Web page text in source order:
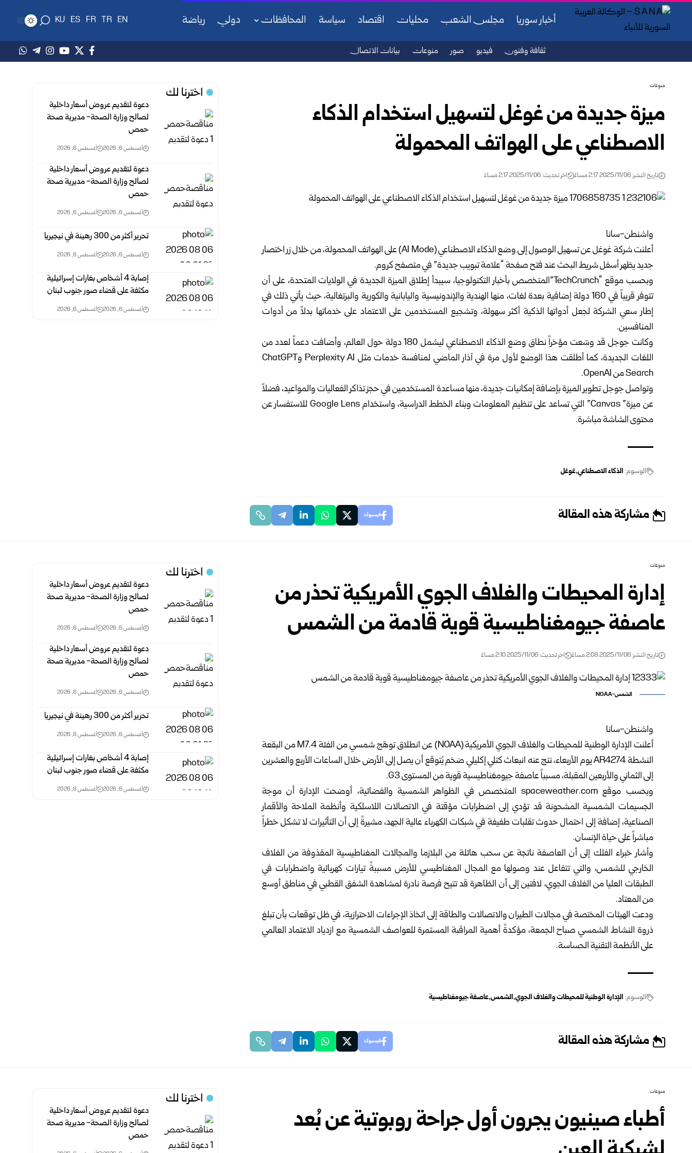
أخبار سوريا مجلس الشعب محليات اقتصاد سياسة المحافظات دولي رياضة EN
TR
FR
ES
KU
ثقافة وفنون فيديو صور منوعات بيانات الاتصال
منوعات
ميزة جديدة من غوغل لتسهيل استخدام الذكاء
الاصطناعي على الهواتف المحمولة
تاريخ النشر: 2025/11/06 2:17 مساءً اخر تحديث: 2025/11/06 2:17 مساءً
واشنطن-سانا
أعلنت شركة غوغل عن تسهيل الوصول إلى وضع الذكاء الاصطناعي (AI Mode) على الهواتف المحمولة، من خلال زر اختصار
جديد يظهر أسفل شريط البحث عند فتح صفحة “علامة تبويب جديدة” في متصفح كروم.
وبحسب موقع “TechCrunch”المتخصص بأخبار التكنولوجيا، سيبدأ إطلاق الميزة الجديدة في الولايات المتحدة، على أن
تتوفر قريباً في 160 دولة إضافية بعدة لغات، منها الهندية والإندونيسية واليابانية والكورية والبرتغالية، حيث يأتي ذلك في
إطار سعي الشركة لجعل أدواتها الذكية أكثر سهولة، وتشجيع المستخدمين على الاعتماد على خدماتها بدلاً من أدوات
المنافسين.
وكانت جوجل قد وسّعت مؤخراً نطاق وضع الذكاء الاصطناعي ليشمل 180 دولة حول العالم، وأضافت دعماً لعدد من
اللغات الجديدة، كما أطلقت هذا الوضع لأول مرة في آذار الماضي لمنافسة خدمات مثل Perplexity AI وChatGPT
Search من OpenAI.
وتواصل جوجل تطوير الميزة بإضافة إمكانيات جديدة، منها مساعدة المستخدمين في حجز تذاكر الفعاليات والمواعيد، فضلاً
عن ميزة” Canvas” التي تساعد على تنظيم المعلومات وبناء الخطط الدراسية، واستخدام Google Lens للاستفسار عن
محتوى الشاشة مباشرة.
الوسوم: الذكاء الاصطناعي غوغل
مشاركة هذه المقالة فيسبوك
اخترنا لك
دعوة لتقديم عروض أسعار داخلية
لصالح وزارة الصحة- مديرية صحة
حمص
أغسطس 6, 2026 أغسطس 6, 2026
دعوة لتقديم عروض أسعار داخلية
لصالح وزارة الصحة- مديرية صحة
حمص
أغسطس 6, 2026 أغسطس 6, 2026
تحرير أكثر من 300 رهينة في نيجيريا
أغسطس 6, 2026 أغسطس 6, 2026
إصابة 4 أشخاص بغارات إسرائيلية
مكثفة على قضاء صور جنوب لبنان
أغسطس 6, 2026 أغسطس 6, 2026
منوعات
إدارة المحيطات والغلاف الجوي الأمريكية تحذر من
عاصفة جيومغناطيسية قوية قادمة من الشمس
تاريخ النشر: 2025/11/06 2:08 مساءً اخر تحديث: 2025/11/06 2:10 مساءً
الشمس-NOAA
واشنطن-سانا
أعلنت الإدارة الوطنية للمحيطات والغلاف الجوي الأمريكية (NOAA) عن انطلاق توهّج شمسي من الفئة M7.4 من البقعة
النشطة AR4274 يوم الأربعاء، نتج عنه انبعاث كتلي إكليلي ضخم يُتوقع أن يصل إلى الأرض خلال الساعات الأربع والعشرين
إلى الثماني والأربعين المقبلة، مسبباً عاصفة جيومغناطيسية قوية من المستوى G3.
وبحسب موقع spaceweather.com المتخصص في الظواهر الشمسية والفضائية، أوضحت الإدارة أن موجة
الجسيمات الشمسية المشحونة قد تؤدي إلى اضطرابات مؤقتة في الاتصالات اللاسلكية وأنظمة الملاحة والأقمار
الصناعية، إضافة إلى احتمال حدوث تقلبات طفيفة في شبكات الكهرباء عالية الجهد، مشيرةً إلى أن التأثيرات لا تشكل خطراً
مباشراً على حياة الإنسان.
وأشار خبراء الفلك إلى أن العاصفة ناتجة عن سحب هائلة من البلازما والمجالات المغناطيسية المقذوفة من الغلاف
الخارجي للشمس، والتي تتفاعل عند وصولها مع المجال المغناطيسي للأرض مسببةً تيارات كهربائية واضطرابات في
الطبقات العليا من الغلاف الجوي، لافتين إلى أن الظاهرة قد تتيح فرصة نادرة لمشاهدة الشفق القطبي في مناطق أوسع
من المعتاد.
ودعت الهيئات المختصة في مجالات الطيران والاتصالات والطاقة إلى اتخاذ الإجراءات الاحترازية، في ظل توقعات بأن تبلغ
ذروة النشاط الشمسي صباح الجمعة، مؤكدةً أهمية المراقبة المستمرة للعواصف الشمسية مع ازدياد الاعتماد العالمي
على الأنظمة التقنية الحساسة.
الوسوم: الإدارة الوطنية للمحيطات والغلاف الجوي الشمس عاصفة جيومغناطيسية
مشاركة هذه المقالة فيسبوك
اخترنا لك
دعوة لتقديم عروض أسعار داخلية
لصالح وزارة الصحة- مديرية صحة
حمص
أغسطس 6, 2026 أغسطس 6, 2026
دعوة لتقديم عروض أسعار داخلية
لصالح وزارة الصحة- مديرية صحة
حمص
أغسطس 6, 2026 أغسطس 6, 2026
تحرير أكثر من 300 رهينة في نيجيريا
أغسطس 6, 2026 أغسطس 6, 2026
إصابة 4 أشخاص بغارات إسرائيلية
مكثفة على قضاء صور جنوب لبنان
أغسطس 6, 2026 أغسطس 6, 2026
منوعات
أطباء صينيون يجرون أول جراحة روبوتية عن بُعد
اخترنا لك
دعوة لتقديم عروض أسعار داخلية
لصالح وزارة الصحة- مديرية صحة
حمص